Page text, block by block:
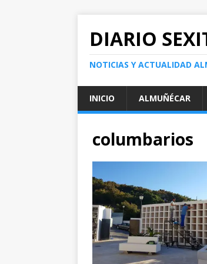
DIARIO
NOTICIAS Y ACTUALIDAD
INICIO ALMUÑÉCAR
columbarios